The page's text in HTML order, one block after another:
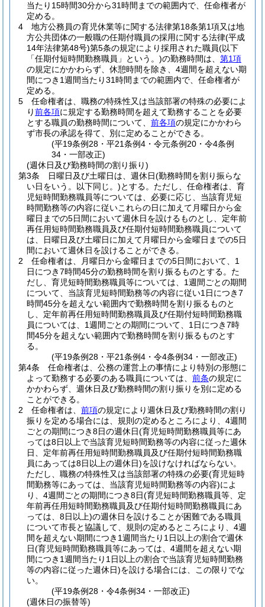
当たり15時間30分から31時間までの範囲内で、任命権者が
定める。
4
地方公務員の育児休業等に関する法律第18条第1項又は地
方公共団体の一般職の任期付職員の採用に関する法律(平成
14年法律第48号)第5条の規定により採用された職員(以下
「任期付短時間勤務職員」という。)の勤務時間は、 第1項
の規定にかかわらず、休憩時間を除き、4週間を超えない期
間につき1週間当たり31時間までの範囲内で、任命権者が
定める。
5
任命権者は、職務の特殊性又は当該部署の特殊の必要によ
り前各項に規定する勤務時間を超えて勤務することを必要
とする職員の勤務時間について、 前各項の規定にかかわら
ず市長の承認を得て、別に定めることができる。
(平19条例28・平21条例4・令元条例20・令4条例
34・一部改正)
(週休日及び勤務時間の割り振り)
第3条
日曜日及び土曜日は、週休日(勤務時間を割り振らな
い日をいう。以下同じ。)とする。 ただし、任命権者は、育
児短時間勤務職員等については、必要に応じ、当該育児短
時間勤務等の内容に従いこれらの日に加えて月曜日から金
曜日までの5日間において週休日を設けるものとし、定年前
再任用短時間勤務職員及び任期付短時間勤務職員について
は、日曜日及び土曜日に加えて月曜日から金曜日までの5日
間において週休日を設けることができる。
2
任命権者は、月曜日から金曜日までの5日間において、1
日につき7時間45分の勤務時間を割り振るものとする。 た
だし、育児短時間勤務職員等については、1週間ごとの期間
について、当該育児短時間勤務等の内容に従い1日につき7
時間45分を超えない範囲内で勤務時間を割り振るものと
し、定年前再任用短時間勤務職員及び任期付短時間勤務職
員については、1週間ごとの期間について、1日につき7時
間45分を超えない範囲内で勤務時間を割り振るものとす
る。
(平19条例28・平21条例4・令4条例34・一部改正)
第4条
任命権者は、公務の運営上の事情により特別の形態に
よって勤務する必要のある職員については、 前条の規定に
かかわらず、週休日及び勤務時間の割り振りを別に定める
ことができる。
2
任命権者は、 前項の規定により週休日及び勤務時間の割り
振りを定める場合には、規則の定めるところにより、4週間
ごとの期間につき8日の週休日(育児短時間勤務職員等にあ
っては8日以上で当該育児短時間勤務等の内容に従った週休
日、定年前再任用短時間勤務職員及び任期付短時間勤務職
員にあっては8日以上の週休日)を設けなければならない。
ただし、職務の特殊性又は当該部署の特殊の必要(育児短時
間勤務等にあっては、当該育児短時間勤務等の内容)によ
り、4週間ごとの期間につき8日(育児短時間勤務職員等、定
年前再任用短時間勤務職員及び任期付短時間勤務職員にあ
っては、8日以上)の週休日を設けることが困難である職員
について市長と協議して、規則の定めるところにより、4週
間を超えない期間につき1週間当たり1日以上の割合で週休
日(育児短時間勤務職員等にあっては、4週間を超えない期
間につき1週間当たり1日以上の割合で当該育児短時間勤務
等の内容に従った週休日)を設ける場合には、この限りでな
い。
(平19条例28・令4条例34・一部改正)
(週休日の振替等)